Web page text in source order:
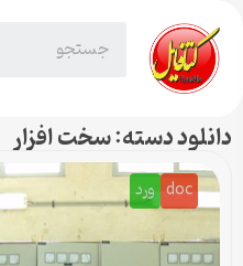
دانلود دسته: سخت افزار
doc ورد